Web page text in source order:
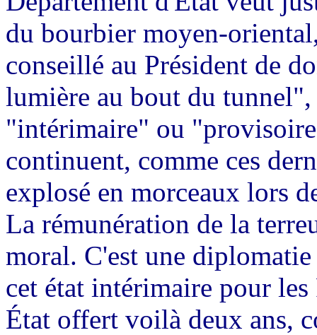
du bourbier moyen-
conseillé au Président de
lumière au bout du
"intérimaire" ou
continuent, comme ces
explosé en morceaux lors
La rémunération de la
moral. C'est une
cet état intérimaire pour
État offert voilà deux ans,